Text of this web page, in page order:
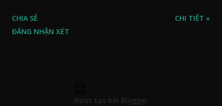
CHIA SẺ
ĐĂNG NHẬN XÉT
CHI TIẾT »
Được tạo bởi Blogger